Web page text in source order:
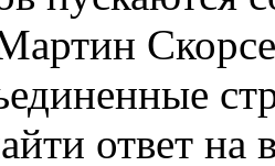
ответ на